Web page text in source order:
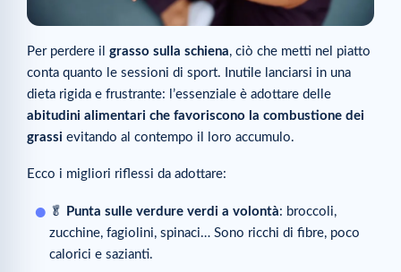
Per perdere il grasso sulla schiena, ciò che metti nel piatto
conta quanto le sessioni di sport. Inutile lanciarsi in una
dieta rigida e frustrante: l’essenziale è adottare delle
abitudini alimentari che favoriscono la combustione dei
grassi evitando al contempo il loro accumulo.
Ecco i migliori riflessi da adottare:
🥬 Punta sulle verdure verdi a volontà: broccoli,
zucchine, fagiolini, spinaci… Sono ricchi di fibre, poco
calorici e sazianti.